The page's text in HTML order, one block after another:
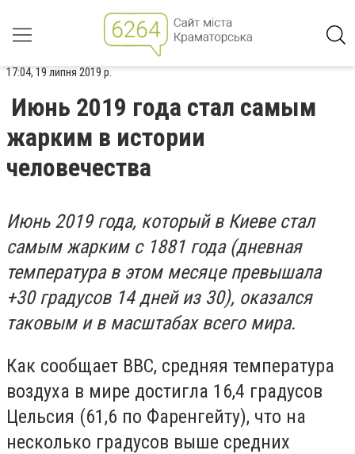
17:04, 19 липня 2019 р.
Июнь 2019 года стал самым
жарким в истории
человечества
Июнь 2019 года, который в Киеве стал
самым жарким с 1881 года (дневная
температура в этом месяце превышала
+30 градусов 14 дней из 30), оказался
таковым и в масштабах всего мира.
Как сообщает ВВС, средняя температура
воздуха в мире достигла 16,4 градусов
Цельсия (61,6 по Фаренгейту), что на
несколько градусов выше средних